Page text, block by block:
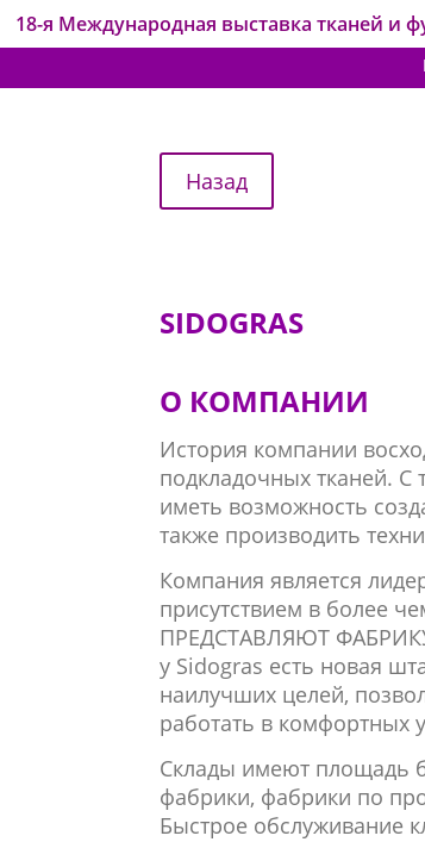
18-я Международная выставка тканей и
SIDOGRAS
О КОМПАНИИ
История компании
подкладочных тканей. С
иметь возможность
также производить
Компания является
присутствием в более
ПРЕДСТАВЛЯЮТ
у Sidogras есть новая
наилучших целей,
работать в комфортных
Склады имеют площадь
фабрики, фабрики по
Быстрое обслуживание